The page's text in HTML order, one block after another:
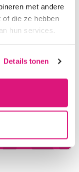
met andere
die ze hebben
hun services.
Details tonen
(Nederland)